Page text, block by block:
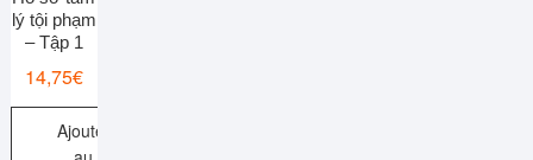
lý tội phạm
– Tập 1
14,75€
Ajouter